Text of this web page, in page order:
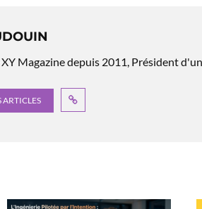
Magazine depuis 2011, Président
ARTICLES